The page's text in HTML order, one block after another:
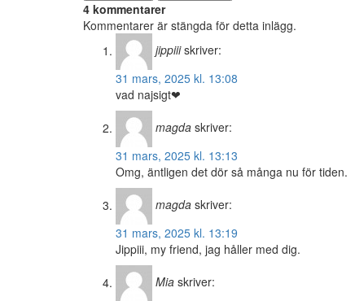
4 kommentarer
Kommentarer är stängda för detta inlägg.
jippiii skriver:
31 mars, 2025 kl. 13:08
vad najsigt❤
magda skriver:
31 mars, 2025 kl. 13:13
Omg, äntligen det dör så många nu för tiden.
magda skriver:
31 mars, 2025 kl. 13:19
Jippiii, my friend, jag håller med dig.
Mia skriver: